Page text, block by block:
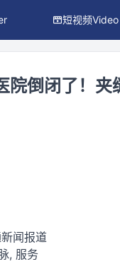
短视频Video
院倒闭了！
闻报道
, 服务